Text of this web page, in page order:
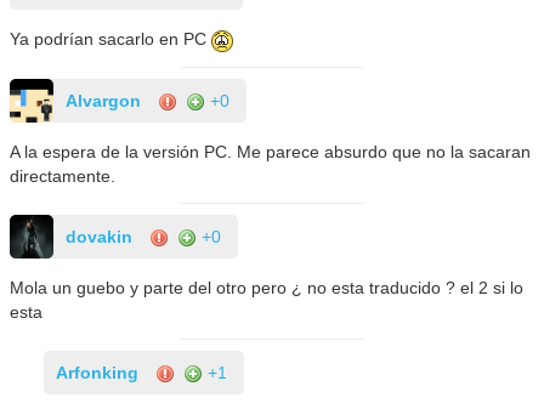
Ya podrían sacarlo en PC
Alvargon +0
A la espera de la versión PC. Me parece absurdo que no la sacaran
directamente.
dovakin +0
Mola un guebo y parte del otro pero ¿ no esta traducido ? el 2 si lo
esta
Arfonking +1